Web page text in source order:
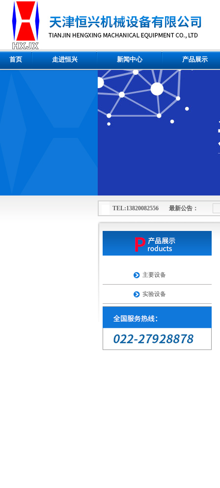
首页 走进恒兴 新闻中心 产品展示
TEL:13820082556 最新公告：
主要设备
实验设备